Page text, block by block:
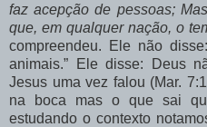
faz acepção de pessoas;
que, em qualquer nação, o
compreendeu. Ele não
animais.” Ele disse: Deus
Jesus uma vez falou (Mar.
na boca mas o que sai
estudando o contexto